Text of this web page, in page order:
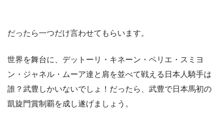
だったら一つだけ言わせてもらいます。
世界を舞台に、デットーリ・キネーン・ペリエ・スミヨ
ン・ジャネル・ムーア達と肩を並べて戦える日本人騎手は
誰？武豊しかいないでしょ！だったら、武豊で日本馬初の
凱旋門賞制覇を成し遂げましょう。